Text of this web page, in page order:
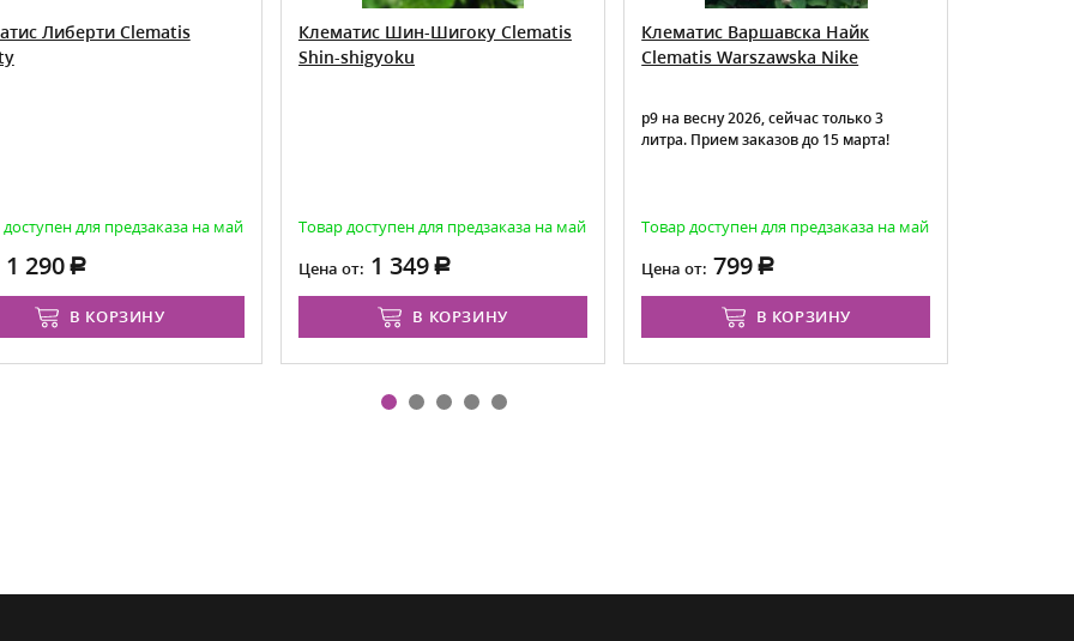
Либерти Clematis
для предзаказа на май
1 290
В КОРЗИНУ
Клематис Шин-Шигоку Clematis
Shin-shigyoku
Товар доступен для предзаказа на май
Цена от: 1 349
В КОРЗИНУ
Клематис Варшавска Найк
Clematis Warszawska Nike
р9 на весну 2026, сейчас только 3
литра. Прием заказов до 15 марта!
Товар доступен для предзаказа на май
Цена от: 799
В КОРЗИНУ